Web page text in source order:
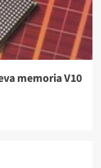
memoria V10